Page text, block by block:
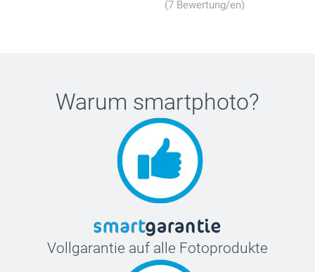
(7 Bewertung/en)
Warum smartphoto?
Vollgarantie auf alle Fotoprodukte